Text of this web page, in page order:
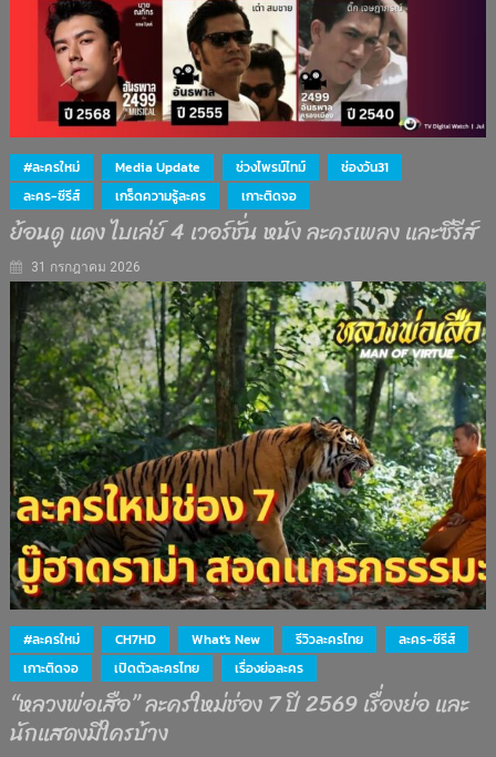
#ละครใหม่ Media Update ช่วงไพรม์ไทม์
ช่องวัน31
ละคร-ซีรีส์
เกร็ดความรู้ละคร เกาะติดจอ
ย้อนดู แดง ไบเล่ย์ 4 เวอร์ชั่น หนัง ละครเพลง และซีรีส์
31 กรกฎาคม 2026
#ละครใหม่ CH7HD What's New รีวิวละครไทย
ละคร-ซีรีส์
เกาะติดจอ
เปิดตัวละครไทย เรื่องย่อละคร
“หลวงพ่อเสือ” ละครใหม่ช่อง 7 ปี 2569 เรื่องย่อ และ
นักแสดงมีใครบ้าง